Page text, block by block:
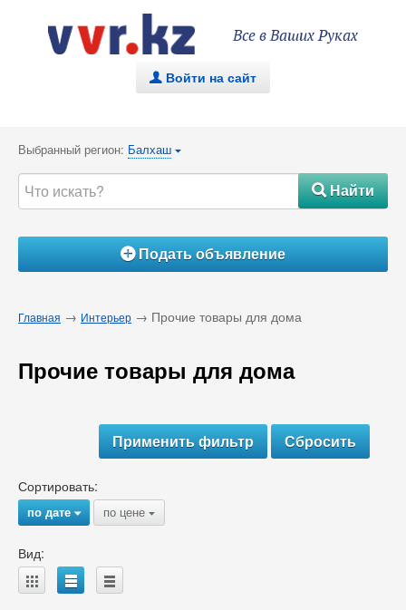
Все в Ваших Руках
. Войти на сайт
Выбранный регион: Балхаш {
#Найти
ÁПодать объявление
Главная → Интерьер → Прочие товары для дома
Прочие товары для дома
Сортировать:
по дате{ по цене {
Вид:
A B C